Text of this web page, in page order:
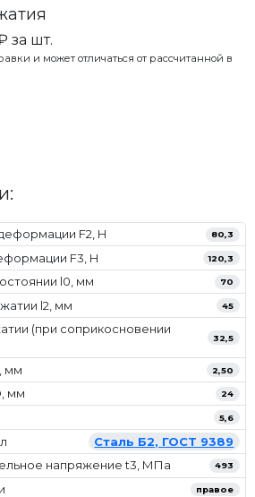
за шт.
и может отличаться от рассчитанной в
F2, Н 80,3
F3, Н 120,3
l0, мм 70
l2, мм 45
(при соприкосновении
32,5
мм 2,50
мм 24
5,6
Сталь Б2, ГОСТ 9389
напряжение t3, МПа
493
правое